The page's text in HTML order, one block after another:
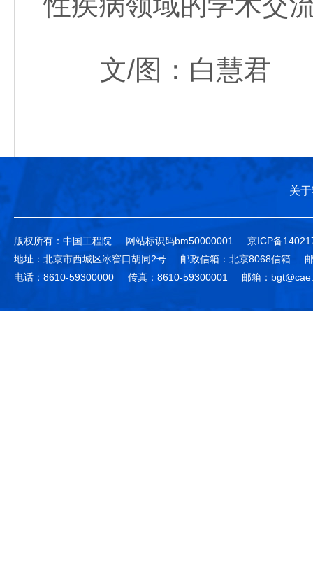
文/图：白慧君
关
版权所有：中国工程院 网站标识码bm50000001
京ICP备
地址：北京市西城区冰窖口胡同2号
邮政信箱：北京8068信箱
电话：8610-59300000
传真：8610-59300001 邮箱：